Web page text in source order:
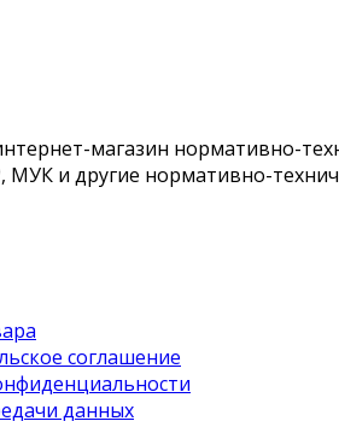
магазин нормативно-
и другие нормативно-
соглашение
данных